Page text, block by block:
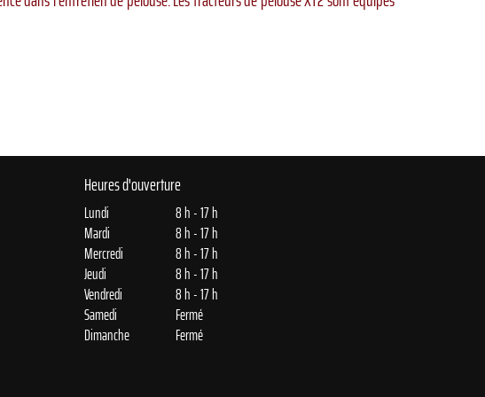
Heures d'ouverture
Lundi
8 h - 17 h
Mardi
8 h - 17 h
Mercredi
8 h - 17 h
Jeudi
8 h - 17 h
Vendredi
8 h - 17 h
Samedi
Fermé
Dimanche
Fermé